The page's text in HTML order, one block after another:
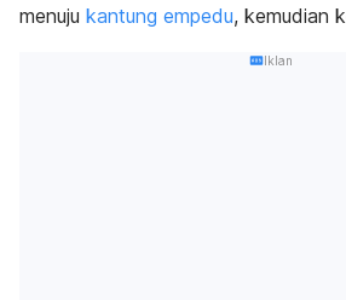
menuju kantung empedu, kemudian
Iklan